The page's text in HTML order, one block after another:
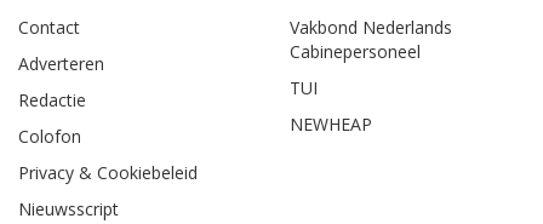
Contact
Adverteren
Redactie
Colofon
Privacy & Cookiebeleid
Nieuwsscript
Vakbond Nederlands
Cabinepersoneel
TUI
NEWHEAP